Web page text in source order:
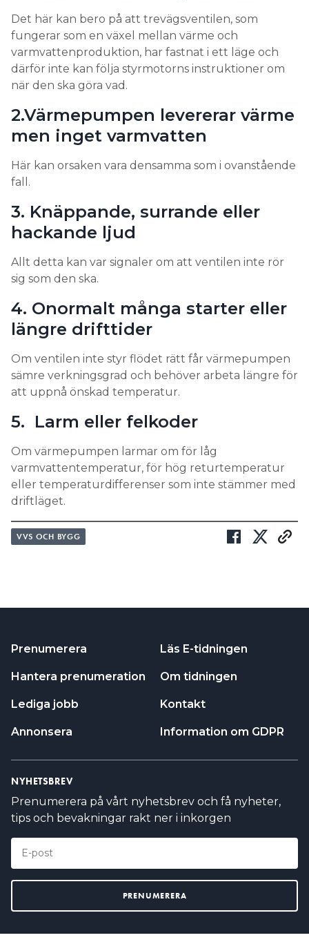
Det här kan bero på att trevägsventilen, som
fungerar som en växel mellan värme och
varmvattenproduktion, har fastnat i ett läge och
därför inte kan följa styrmotorns instruktioner om
när den ska göra vad.
2.Värmepumpen levererar värme
men inget varmvatten
Här kan orsaken vara densamma som i ovanstående
fall.
3. Knäppande, surrande eller
hackande ljud
Allt detta kan var signaler om att ventilen inte rör
sig som den ska.
4. Onormalt många starter eller
längre drifttider
Om ventilen inte styr flödet rätt får värmepumpen
sämre verkningsgrad och behöver arbeta längre för
att uppnå önskad temperatur.
5. Larm eller felkoder
Om värmepumpen larmar om för låg
varmvattentemperatur, för hög returtemperatur
eller temperaturdifferenser som inte stämmer med
driftläget.
VVS OCH BYGG
Prenumerera
Hantera prenumeration
Lediga jobb
Annonsera
Läs E-tidningen
Om tidningen
Kontakt
Information om GDPR
NYHETSBREV
Prenumerera på vårt nyhetsbrev och få nyheter,
tips och bevakningar rakt ner i inkorgen